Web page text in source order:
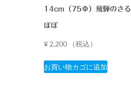
14cm（75Φ）飛騨のさる
ぼぼ
¥ 2,200 （税込）
お買い物カゴに追加